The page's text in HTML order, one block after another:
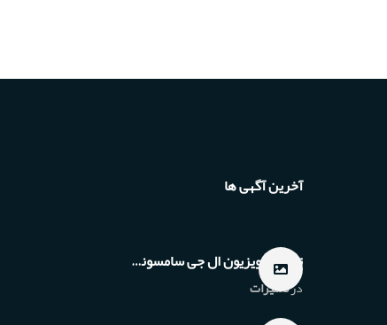
آخرین آگهی ها
تعمیر تلویزیون ال جی سامسونگ ونک تهران
درتعمیرات